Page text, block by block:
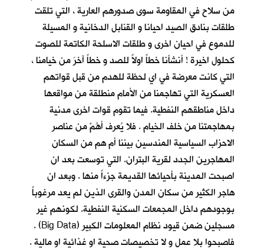
من سلاح في المقاومة سوى صدورهم العارية ، التي تلقت
طلقات بنادق الصيد احيانا و القنابل الدخانية و المسيلة
للدموع في احيان اخرى و طلقات الاسلحة الكاتمة للصوت
كحلول اخيرة ! أنشأنا خطاً اولاً للصد و خطاً آخرَ من خيامنا ،
التي كانت معرضة في اي لحظة للهدم من قبل قواتهم
العسكرية التي تهاجمنا من الأمام منطلقة من مواقعها
داخل مناطقهم النفطية. فيما تقوم قوات اخرى مدنية
بمهاجمتنا من خلف الخيام . فلا يُعرف أهُمْ من عناصر
الاحزاب السياسية المندسين بيننا أم هم من السكان
المهاجرين الجدد لقرية البتران. التي توسعت بعد ان
اصبحت المدينة بأحيائها القديمة جزءاً منها . وبعد ان
هاجر الكثير من سكان المدن والقرى الذين لم يعد مرغوباً
بوجودهم داخل المجمعات السكنية النفطية. لكونهم غير
مسجلين ضمن قيود نظام المعلومات الكبير (Big Data) .
فاصبحوا بلا عمل و لا تخصيصات صحية او غذائية او مالية .